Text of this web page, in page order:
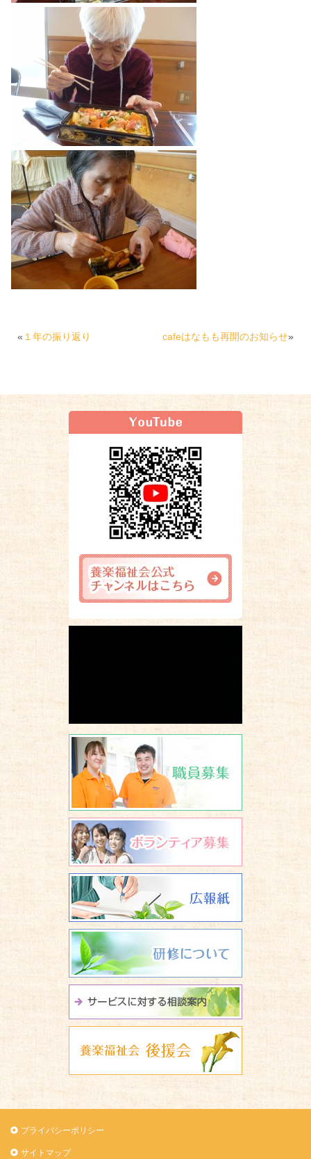
« １年の振り返り cafeはなもも再開のお知らせ»
職員募集
研修について
プライバシーポリシー
サイトマップ